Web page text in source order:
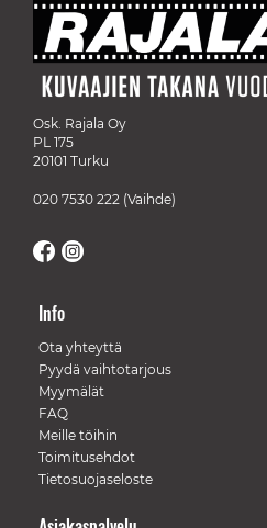
Osk. Rajala Oy
PL 175
20101 Turku
020 7530 222 (Vaihde)
Info
Ota yhteyttä
Pyydä vaihtotarjous
Myymälät
FAQ
Meille töihin
Toimitusehdot
Tietosuojaseloste